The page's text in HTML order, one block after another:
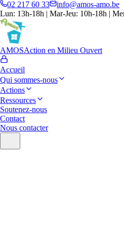
02 217 60 33
info@amos-amo.be
Lun: 13h-18h | Mar-Jeu: 10h-18h |
AMOSAction en Milieu Ouvert
Accueil
Qui sommes-nous
Actions
Ressources
Soutenez-nous
Contact
Nous contacter